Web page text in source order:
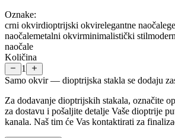
Oznake:
crni okvirdioptrijski okvirelegantne naočale
naočalemetalni okvirminimalistički stil
naočale
Količina
1
Samo okvir — dioptrijska stakla se dodaju
Za dodavanje dioptrijskih stakala, označite
za dostavu i pošaljite detalje Vaše dioptrije
kanala. Naš tim će Vas kontaktirati za